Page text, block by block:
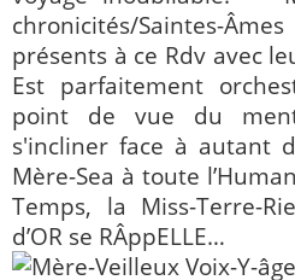
chronicités/Saintes-
présents à ce Rdv avec
Est parfaitement
point de vue du
s'incliner face à autant
Mère-Sea à toute
Temps, la Miss-Terre-
d’OR se RÂppELLE…